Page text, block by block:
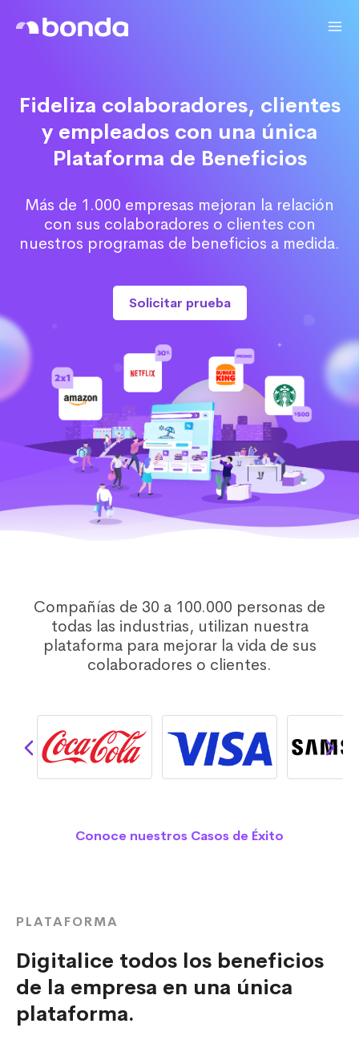
Fideliza colaboradores, clientes
y empleados con una única
Plataforma de Beneficios
Más de 1.000 empresas mejoran la relación
con sus colaboradores o clientes con
nuestros programas de beneficios a medida.
Solicitar prueba
Compañías de 30 a 100.000 personas de
todas las industrias, utilizan nuestra
plataforma para mejorar la vida de sus
colaboradores o clientes.
Conoce nuestros Casos de Éxito
PLATAFORMA
Digitalice todos los beneficios
de la empresa en una única
plataforma.